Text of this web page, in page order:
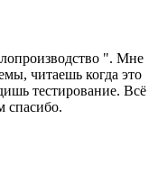
". Мне
читаешь когда это
тестирование. Всё
спасибо.